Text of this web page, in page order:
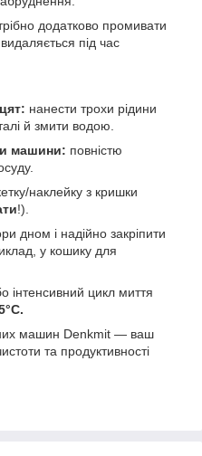
додатково промивати
під час
нанести трохи рідини
й змити водою.
машини: повністю
наклейку з кришки
!).
дном і надійно закріпити
у кошику для
інтенсивний цикл миття
машин Denkmit — ваш
та продуктивності